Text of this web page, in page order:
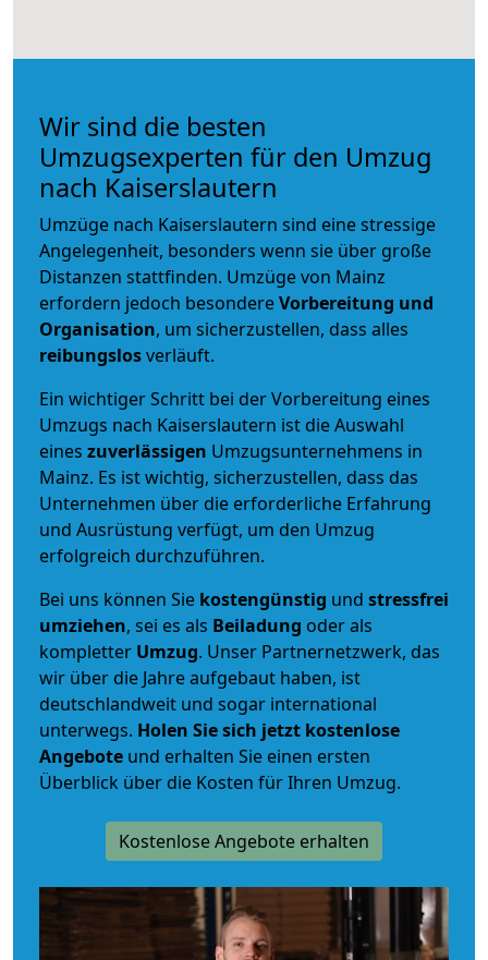
Wir sind die besten
Umzugsexperten für den Umzug
nach Kaiserslautern
Umzüge nach Kaiserslautern sind eine stressige
Angelegenheit, besonders wenn sie über große
Distanzen stattfinden. Umzüge von Mainz
erfordern jedoch besondereVorbereitung und
Organisation, um sicherzustellen, dass alles
reibungslosverläuft.
Ein wichtiger Schritt bei der Vorbereitung eines
Umzugs nach Kaiserslautern ist die Auswahl
eines zuverlässigen Umzugsunternehmens in
Mainz. Es ist wichtig, sicherzustellen, dass das
Unternehmen über die erforderliche Erfahrung
und Ausrüstung verfügt, um den Umzug
erfolgreich durchzuführen.
Bei uns können Sie kostengünstig und stressfrei
umziehen, sei es als Beiladung oder als
kompletter Umzug. Unser Partnernetzwerk, das
wir über die Jahre aufgebaut haben, ist
deutschlandweit und sogar international
unterwegs. Holen Sie sich jetzt kostenlose
Angebote und erhalten Sie einen ersten
Überblick über die Kosten für Ihren Umzug.
Kostenlose Angebote erhalten